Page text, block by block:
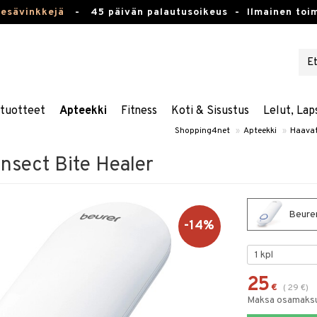
- 45 päivän palautusoikeus - Ilmainen
Apteekki Fitness Koti & Sisustus Lelut,
Shopping4net » Apteekki »
Bite Healer
-14%
25 € ( 29 €)
Maksa